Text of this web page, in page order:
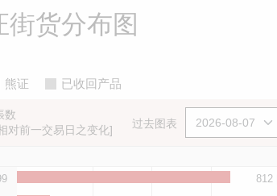
街货分布图
熊证 已收回产品
数
对前一交易日之变化]
过去图表
812